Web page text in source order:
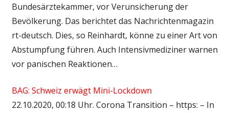
Bundesärztekammer, vor Verunsicherung der
Bevölkerung. Das berichtet das Nachrichtenmagazin
rt-deutsch. Dies, so Reinhardt, könne zu einer Art von
Abstumpfung führen. Auch Intensivmediziner warnen
vor panischen Reaktionen…
BAG: Schweiz erwägt Mini-Lockdown
22.10.2020, 00:18 Uhr. Corona Transition – https: – In